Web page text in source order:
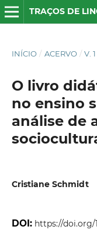
INÍCIO / ACERVO / V.
O livro
no ensino
análise de
Cristiane Schmidt
DOI: https://doi.org/